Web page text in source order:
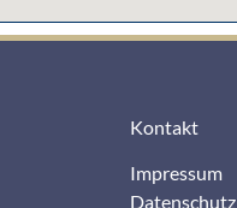
Kontakt
Impressum
Datenschutz